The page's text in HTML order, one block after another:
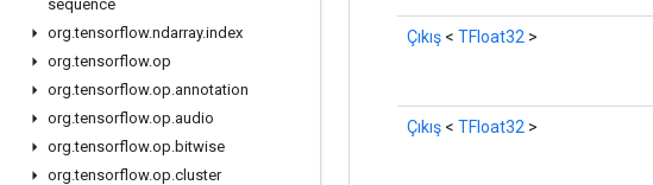
sequence
org.tensorflow.ndarray.index
org.tensorflow.op
org.tensorflow.op.annotation
org.tensorflow.op.audio
org.tensorflow.op.bitwise
org.tensorflow.op.cluster
Çıkış < TFloat32 >
Çıkış < TFloat32 >